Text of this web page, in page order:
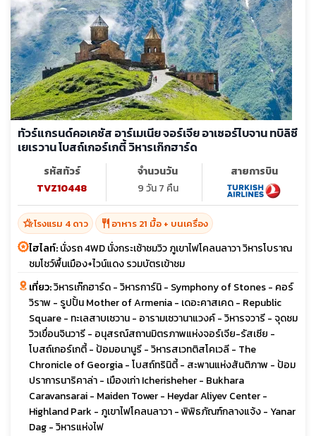
ทัวร์แกรนด์คอเคซัส อาร์เมเนีย จอร์เจีย อาเซอร์ไบจาน ทบิลิซี
เยเรวาน โบสถ์เกอร์เกตี้ วิหารเก๊กฮาร์ด
รหัสทัวร์
TVZ10448
จำนวนวัน
9 วัน 7 คืน
สายการบิน
hotel_classโรงแรม 4 ดาว restaurant อาหาร 21 มื้อ + บนเครื่อง
ไฮไลท์:นั่งรถ 4WD นั่งกระเช้าชมวิว ภูเขาไฟโคลนลาวา วิหารโบราณ
ชมโชว์พื้นเมือง+ไวน์แดง รวมบัตรเข้าชม
เที่ยว:วิหารเก๊กฮาร์ด - วิหารการ์นิ - Symphony of Stones - คอร์
วิราพ - รูปปั้น Mother of Armenia - เดอะคาสเคด - Republic
Square - ทะเลสาบเซวาน - อารามเซวานาแวงค์ - วิหารจวารี - จุดชม
วิวเขื่อนจินวารี - อนุสรณ์สถานมิตรภาพแห่งจอร์เจีย-รัสเซีย -
โบสถ์เกอร์เกตี้ - ป้อมอนานูรี - วิหารสเวทติสโคเวลี - The
Chronicle of Georgia - โบสถ์ทรินิตี้ - สะพานแห่งสันติภาพ - ป้อม
ปราการนาริคาล่า - เมืองเก่า Icherisheher - Bukhara
Caravansarai - Maiden Tower - Heydar Aliyev Center -
Highland Park - ภูเขาไฟโคลนลาวา - พิพิธภัณฑ์กลางแจ้ง - Yanar
Dag - วิหารแห่งไฟ